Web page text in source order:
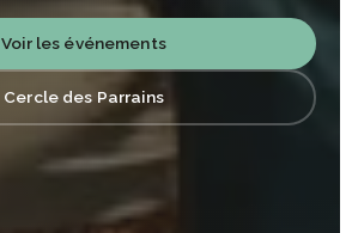
Voir les événements
Cercle des Parrains